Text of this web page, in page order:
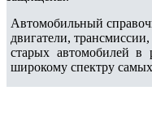
Автомобильный
двигатели,
старых автомобилей в
широкому спектру